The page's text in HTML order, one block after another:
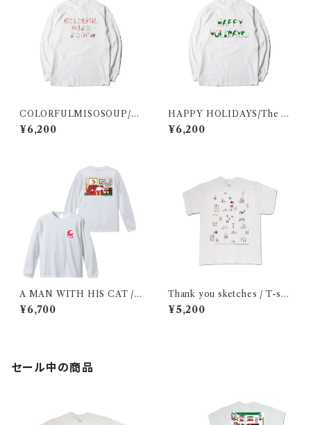
COLORFULMISOSOUP/T
he man letterforms / Long
sleeve shirt
¥6,200
HAPPY HOLIDAYS/The w
oman letterforms / Long sl
eeve shirt
¥6,200
A MAN WITH HIS CAT / L
ong sleeve shirt
¥6,700
Thank you sketches / T-shi
rt
¥5,200
セール中の商品